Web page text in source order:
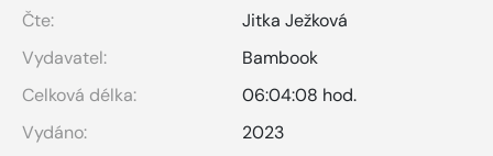
Čte:
Jitka Ježková
Vydavatel:
Bambook
Celková délka:
06:04:08 hod.
Vydáno:
2023